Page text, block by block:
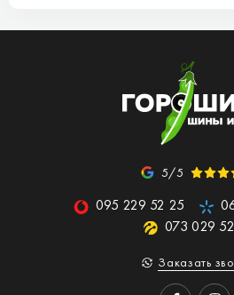
5/5
095 229 52 25
073 029
Заказать